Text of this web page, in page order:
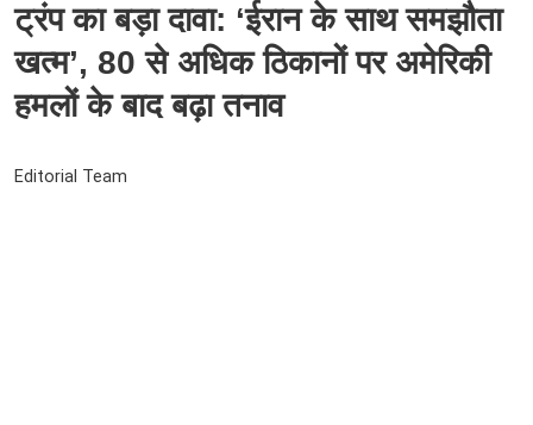
ट्रंप का बड़ा दावा: ‘ईरान के साथ समझौता
खत्म’, 80 से अधिक ठिकानों पर अमेरिकी
हमलों के बाद बढ़ा तनाव
Editorial Team